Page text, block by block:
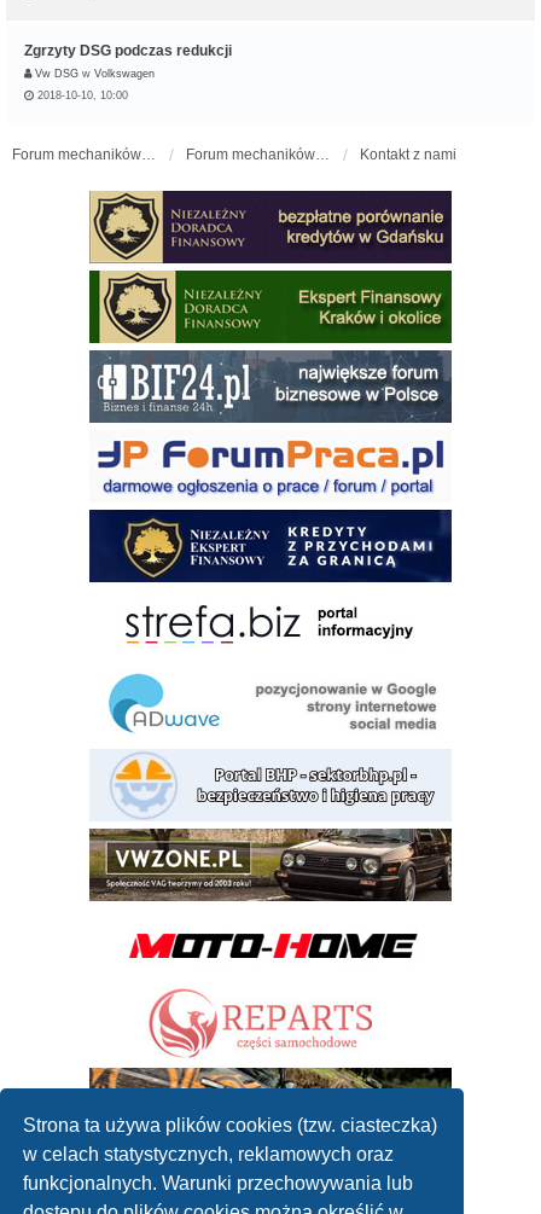
Strona ta używa plików cookies (tzw. ciasteczka)
w celach statystycznych, reklamowych oraz
funkcjonalnych. Warunki przechowywania lub
Zgrzyty DSG podczas redukcji
Vw DSG w Volkswagen
2018-10-10, 10:00
Kontakt z nami